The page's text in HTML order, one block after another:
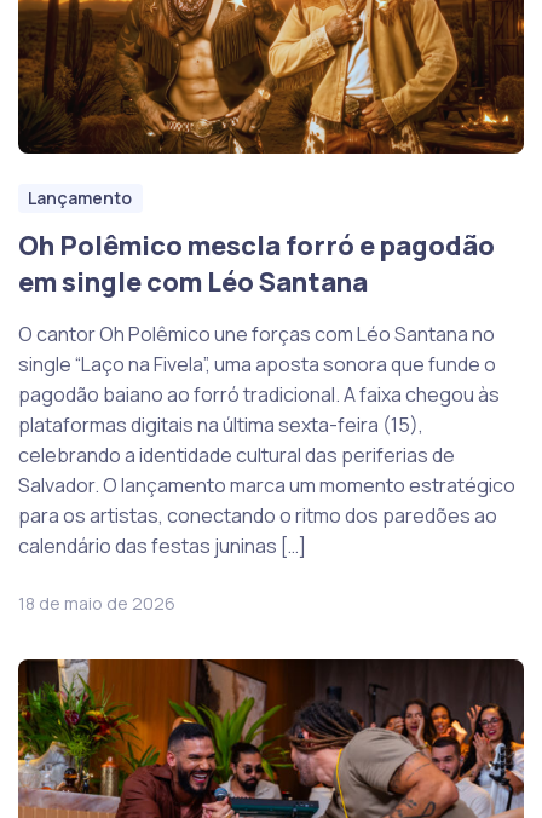
Lançamento
Oh Polêmico mescla forró e pagodão
em single com Léo Santana
O cantor Oh Polêmico une forças com Léo Santana no
single “Laço na Fivela”, uma aposta sonora que funde o
pagodão baiano ao forró tradicional. A faixa chegou às
plataformas digitais na última sexta-feira (15),
celebrando a identidade cultural das periferias de
Salvador. O lançamento marca um momento estratégico
para os artistas, conectando o ritmo dos paredões ao
calendário das festas juninas […]
18 de maio de 2026